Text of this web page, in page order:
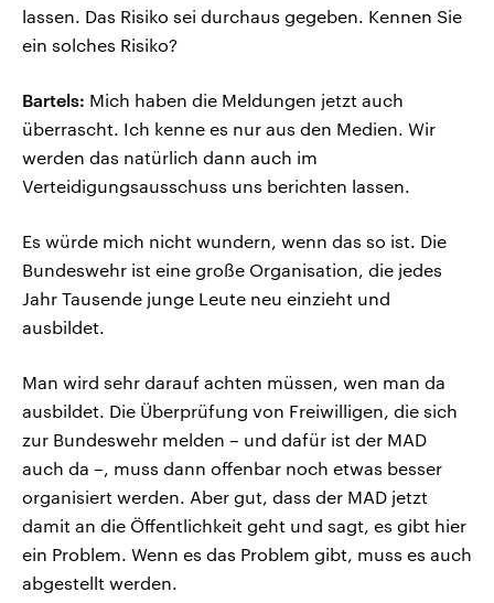
lassen. Das Risiko sei durchaus gegeben. Kennen Sie
ein solches Risiko?
Bartels: Mich haben die Meldungen jetzt auch
überrascht. Ich kenne es nur aus den Medien. Wir
werden das natürlich dann auch im
Verteidigungsausschuss uns berichten lassen.
Es würde mich nicht wundern, wenn das so ist. Die
Bundeswehr ist eine große Organisation, die jedes
Jahr Tausende junge Leute neu einzieht und
ausbildet.
Man wird sehr darauf achten müssen, wen man da
ausbildet. Die Überprüfung von Freiwilligen, die sich
zur Bundeswehr melden – und dafür ist der MAD
auch da –, muss dann offenbar noch etwas besser
organisiert werden. Aber gut, dass der MAD jetzt
damit an die Öffentlichkeit geht und sagt, es gibt hier
ein Problem. Wenn es das Problem gibt, muss es auch
abgestellt werden.